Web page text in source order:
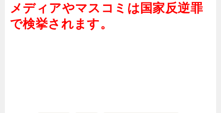
メディアやマスコミは国家反逆罪
で検挙されます。